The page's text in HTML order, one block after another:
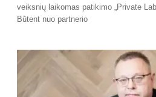
veiksnių laikomas patikimo „Private
Būtent nuo partnerio